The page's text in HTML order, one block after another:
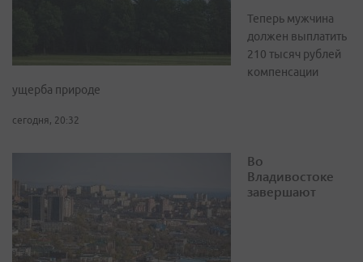
Теперь мужчина
должен выплатить
210 тысяч рублей
компенсации
ущерба природе
сегодня, 20:32
Во
Владивостоке
завершают